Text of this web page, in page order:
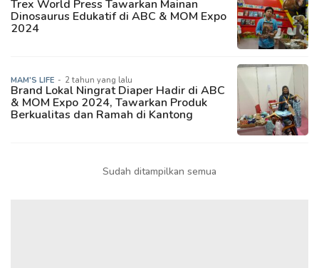
Trex World Press Tawarkan Mainan
Dinosaurus Edukatif di ABC & MOM Expo
2024
MAM'S LIFE - 2 tahun yang lalu
Brand Lokal Ningrat Diaper Hadir di ABC
& MOM Expo 2024, Tawarkan Produk
Berkualitas dan Ramah di Kantong
Sudah ditampilkan semua